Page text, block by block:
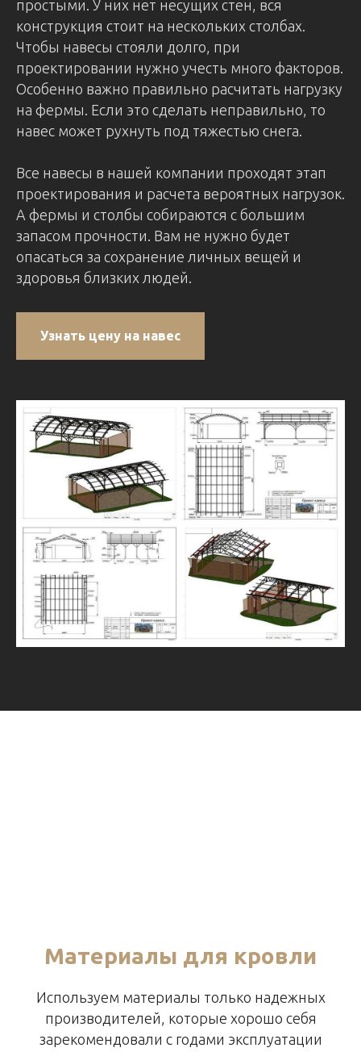
простыми. У них нет несущих стен, вся
конструкция стоит на нескольких столбах.
Чтобы навесы стояли долго, при
проектировании нужно учесть много факторов.
Особенно важно правильно расчитать нагрузку
на фермы. Если это сделать неправильно, то
навес может рухнуть под тяжестью снега.
Все навесы в нашей компании проходят этап
проектирования и расчета вероятных нагрузок.
А фермы и столбы собираются с большим
запасом прочности. Вам не нужно будет
опасаться за сохранение личных вещей и
здоровья близких людей.
Узнать цену на навес
Материалы для кровли
Используем материалы только надежных
производителей, которые хорошо себя
зарекомендовали с годами эксплуатации